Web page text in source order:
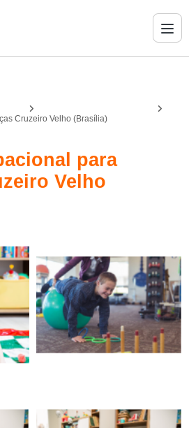
Cruzeiro Velho (Brasília)
para
Velho